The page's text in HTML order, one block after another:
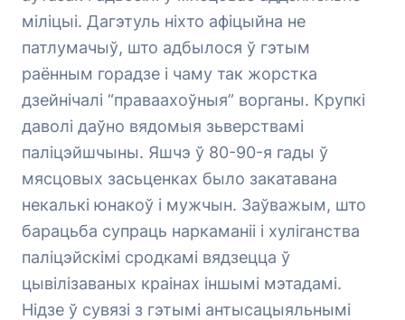
міліцыі. Дагэтуль ніхто афіцыйна не
патлумачыў, што адбылося ў гэтым
раённым горадзе і чаму так жорстка
дзейнічалі “праваахоўныя” ворганы. Крупкі
даволі даўно вядомыя зьверствамі
паліцэйшчыны. Яшчэ ў 80-90-я гады ў
мясцовых засьценках было закатавана
некалькі юнакоў і мужчын. Заўважым, што
барацьба супраць наркаманіі і хуліганства
паліцэйскімі сродкамі вядзецца ў
цывілізаваных краінах іншымі мэтадамі.
Нідзе ў сувязі з гэтымі антысацыяльнымі